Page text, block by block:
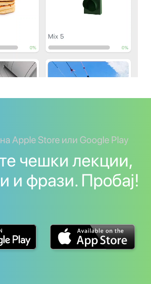
Apple Store или Google Play
чешки лекции,
и фрази. Пробај!